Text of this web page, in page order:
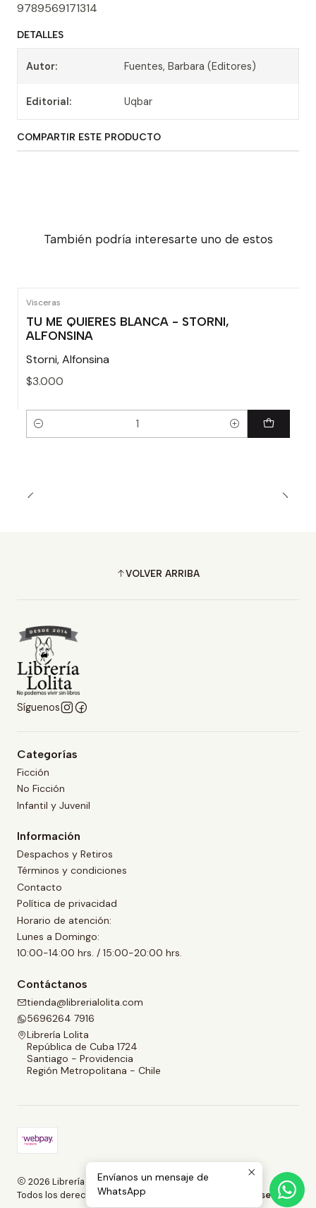
9789569171314
DETALLES
Autor: Fuentes, Barbara (Editores)
Editorial: Uqbar
COMPARTIR ESTE PRODUCTO
También podría interesarte uno de estos
Visceras
TU ME QUIERES BLANCA - STORNI,
ALFONSINA
Storni, Alfonsina
$3.000
Cantidad
VOLVER ARRIBA
Síguenos
Categorías
Ficción
No Ficción
Infantil y Juvenil
Información
Despachos y Retiros
Términos y condiciones
Contacto
Política de privacidad
Horario de atención:
Lunes a Domingo:
10:00-14:00 hrs. / 15:00-20:00 hrs.
Contáctanos
tienda@librerialolita.com
5696264 7916
Librería Lolita
República de Cuba 1724
Santiago - Providencia
Región Metropolitana - Chile
2026 Librería Lolita.
Todos los derechos reservados.
Desarrollado por Jumpseller.
Envíanos un mensaje de
WhatsApp